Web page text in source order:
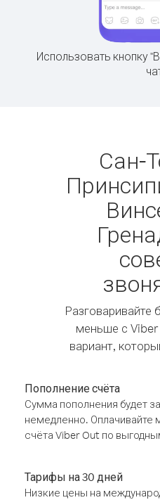
Использовать кнопку
Сан-
Разговаривайте
меньше с
вариант,
Пополнение счёта
Сумма пополнения будет
немедленно. Оплачивайте
счёта Viber Out по
Тарифы на 30 дней
Низкие цены на